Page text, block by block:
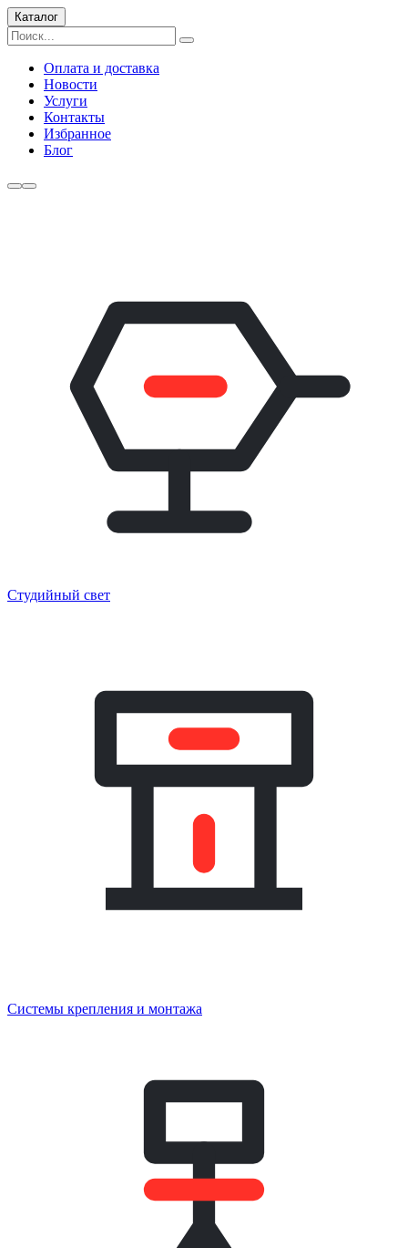
Каталог
Оплата и доставка
Новости
Услуги
Контакты
Избранное
Блог
Студийный свет
Системы крепления и монтажа